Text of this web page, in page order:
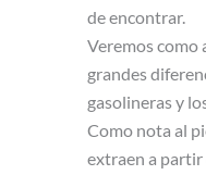
de encontrar.
Veremos como
grandes
gasolineras y
Como nota al
extraen a partir